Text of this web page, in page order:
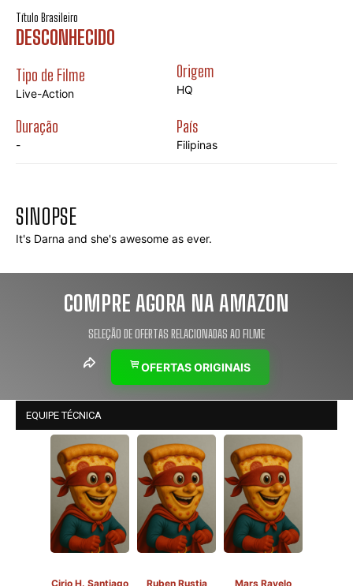
Título Brasileiro
DESCONHECIDO
Tipo de Filme
Live-Action
Origem
HQ
Duração
-
País
Filipinas
SINOPSE
It's Darna and she's awesome as ever.
COMPRE AGORA NA AMAZON
SELEÇÃO DE OFERTAS RELACIONADAS AO FILME
OFERTAS ORIGINAIS
EQUIPE TÉCNICA
Cirio H. Santiago Ruben Rustia Mars Ravelo